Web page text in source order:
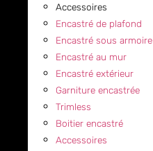
Accessoires
Encastré de plafond
Encastré sous armoire
Encastré au mur
Encastré extérieur
Garniture encastrée
Trimless
Boitier encastré
Accessoires